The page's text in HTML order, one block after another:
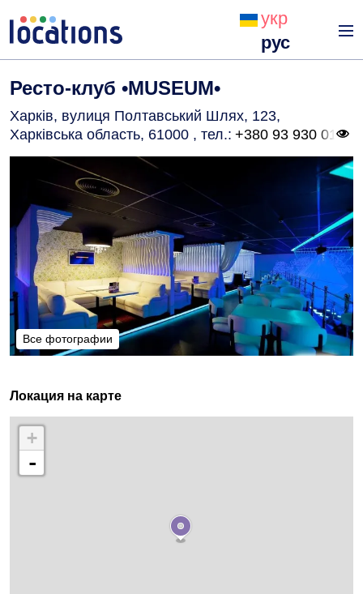
укр
рус
Ресто-клуб •MUSEUM•
Харків, вулиця Полтавський Шлях, 123,
Харківська область, 61000 , тел.: +380 93 930 01
Все фотографии
Все фотографии
Локация на карте
+
-